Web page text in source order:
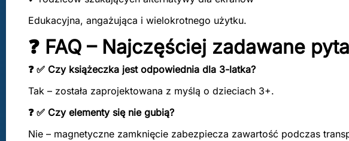
Edukacyjna, angażująca i wielokrotnego użytku.
❓ FAQ – Najczęściej zadawane
❓ ✅ Czy książeczka jest odpowiednia dla 3-latka?
Tak – została zaprojektowana z myślą o dzieciach 3+.
❓ ✅ Czy elementy się nie gubią?
Nie – magnetyczne zamknięcie zabezpiecza zawartość podczas